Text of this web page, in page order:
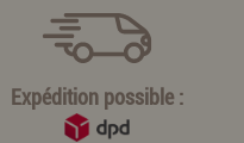
Expédition possible :